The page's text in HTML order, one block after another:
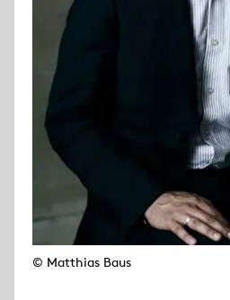
© Matthias Baus